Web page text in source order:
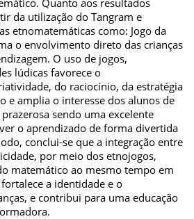
da utilização do Tangram e
etnomatemáticas como: Jogo da
o envolvimento direto das crianças
O uso de jogos,
lúdicas favorece o
do raciocínio, da estratégia
e amplia o interesse dos alunos de
sendo uma excelente
o aprendizado de forma divertida
conclui-se que a integração entre
por meio dos etnojogos,
matemático ao mesmo tempo em
a identidade e o
e contribui para uma educação